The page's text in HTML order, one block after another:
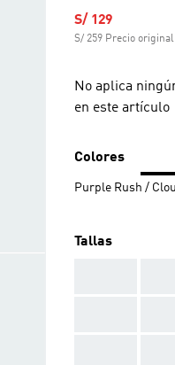
Precio de venta
S/ 129
S/ 259 Precio original
No aplica
en este artículo
Colores
Purple Rush /
Tallas